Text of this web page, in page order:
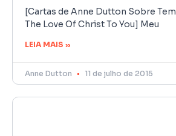
[Cartas de Anne Dutton Sobre
The Love Of Christ To You] Meu
LEIA MAIS »
Anne Dutton 11 de julho de 2015